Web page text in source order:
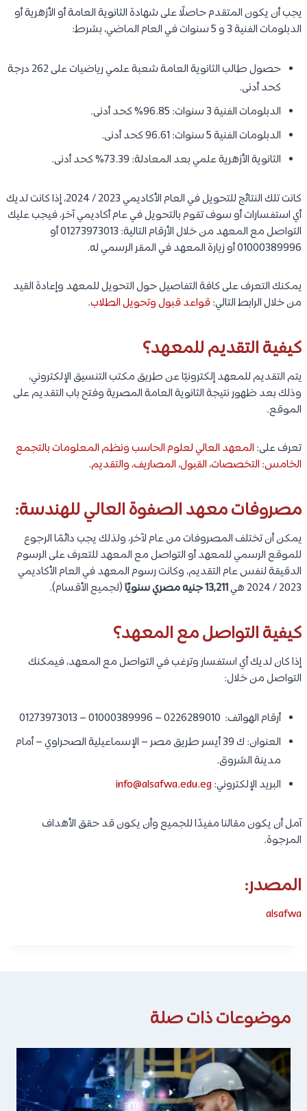
يجب أن يكون المتقدم حاصلًا على شهادة الثانوية العامة أو الأزهرية أو
الدبلومات الفنية 3 و 5 سنوات في العام الماضي، بشرط:
حصول طالب الثانوية العامة شعبة علمي رياضيات على 262 درجة
كحد أدنى.
الدبلومات الفنية 3 سنوات: 96.85% كحد أدنى.
الدبلومات الفنية 5 سنوات: 96.61 كحد أدنى.
الثانوية الأزهرية علمي بعد المعادلة: 73.39% كحد أدنى.
كانت تلك النتائج للتحويل في العام الأكاديمي 2023 / 2024، إذا كانت لديك
أي استفسارات أو سوف تقوم بالتحويل في عام أكاديمي آخر، فيجب عليك
التواصل مع المعهد من خلال الأرقام التالية: 01273973013 أو
01000389996 أو زيارة المعهد في المقر الرسمي له.
يمكنك التعرف على كافة التفاصيل حول التحويل للمعهد وإعادة القيد
من خلال الرابط التالي:قواعد قبول وتحويل الطلاب.
كيفية التقديم للمعهد؟
يتم التقديم للمعهد إلكترونيًا عن طريق مكتب التنسيق الإلكتروني،
وذلك بعد ظهور نتيجة الثانوية العامة المصرية وفتح باب التقديم على
الموقع.
تعرف على: المعهد العالي لعلوم الحاسب ونظم المعلومات بالتجمع
الخامس: التخصصات، القبول، المصاريف، والتقديم.
مصروفات معهد الصفوة العالي للهندسة:
يمكن أن تختلف المصروفات من عام لآخر، ولذلك يجب دائمًا الرجوع
للموقع الرسمي للمعهد أو التواصل مع المعهد للتعرف على الرسوم
الدقيقة لنفس عام التقديم، وكانت رسوم المعهد في العام الأكاديمي
2023 / 2024 هي
13,211 جنيه مصري سنويًا (لجميع الأقسام).
كيفية التواصل مع المعهد؟
إذا كان لديك أي استفسار وترغب في التواصل مع المعهد، فيمكنك
التواصل من خلال:
أرقام الهواتف: 0226289010 – 01000389996 – 01273973013
العنوان: ك 39 أيسر طريق مصر – الإسماعيلية الصحراوي – أمام
مدينة الشروق.
البريد الإلكتروني:info@alsafwa.edu.eg
آمل أن يكون مقالنا مفيدًا للجميع وأن يكون قد حقق الأهداف
المرجوة.
المصدر:
alsafwa
موضوعات ذات صلة